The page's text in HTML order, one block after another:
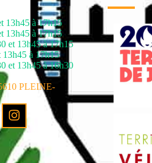
13h45 à 17h15
13h45 à 17h15
et 13h45 à 17h15
13h45 à 17h15
et 13h45 à 16h30
PLEINE-